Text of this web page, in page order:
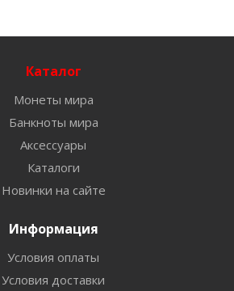
Каталог
Монеты мира
Банкноты мира
Аксессуары
Каталоги
Новинки на сайте
Информация
Условия оплаты
Условия доставки